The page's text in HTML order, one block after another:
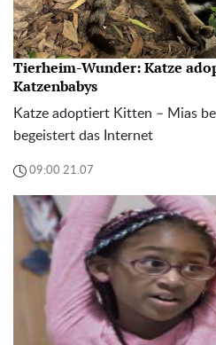
Tierheim-Wunder: Katze
Katzenbabys
Katze adoptiert Kitten – Mias
begeistert das Internet
09:00 21.07